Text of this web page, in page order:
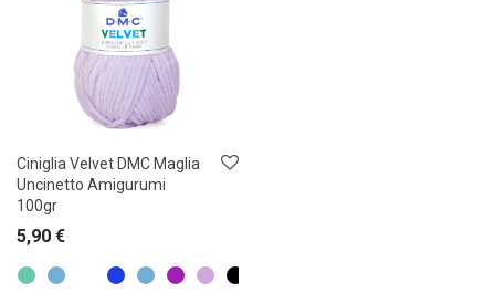
Ciniglia Velvet DMC Maglia
Uncinetto Amigurumi
100gr
5,90 €